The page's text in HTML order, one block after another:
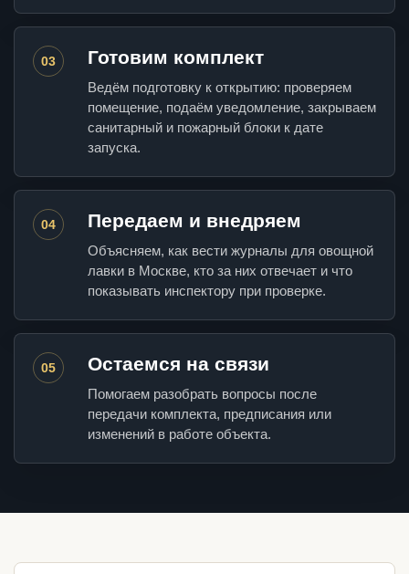
03 Готовим комплект
Ведём подготовку к открытию: проверяем
помещение, подаём уведомление, закрываем
санитарный и пожарный блоки к дате
запуска.
04 Передаем и внедряем
Объясняем, как вести журналы для овощной
лавки в Москве, кто за них отвечает и что
показывать инспектору при проверке.
05 Остаемся на связи
Помогаем разобрать вопросы после
передачи комплекта, предписания или
изменений в работе объекта.